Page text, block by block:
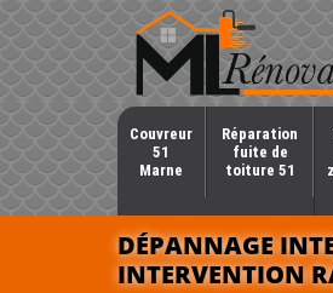
Couvreur
51
Marne
Réparation
fuite de
toiture 51
DÉPANNAGE
INTERVENTION